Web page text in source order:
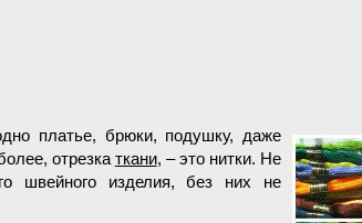
платье, брюки, подушку, даже
отрезкаткани, – это нитки. Не
швейного изделия, без них не